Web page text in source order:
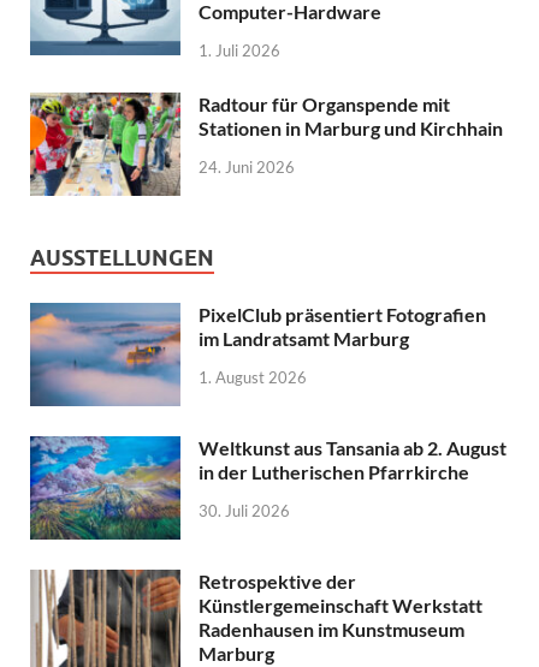
Computer-Hardware
1. Juli 2026
Radtour für Organspende mit
Stationen in Marburg und Kirchhain
24. Juni 2026
AUSSTELLUNGEN
PixelClub präsentiert Fotografien
im Landratsamt Marburg
1. August 2026
Weltkunst aus Tansania ab 2. August
in der Lutherischen Pfarrkirche
30. Juli 2026
Retrospektive der
Künstlergemeinschaft Werkstatt
Radenhausen im Kunstmuseum
Marburg